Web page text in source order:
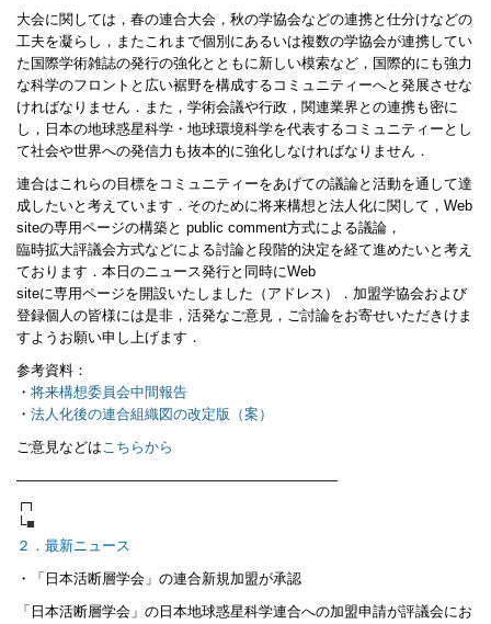
大会に関しては，春の連合大会，秋の学協会などの連携と仕分けなどの
工夫を凝らし，またこれまで個別にあるいは複数の学協会が連携してい
た国際学術雑誌の発行の強化とともに新しい模索など，国際的にも強力
な科学のフロントと広い裾野を構成するコミュニティーへと発展させな
ければなりません．また，学術会議や行政，関連業界との連携も密に
し，日本の地球惑星科学・地球環境科学を代表するコミュニティーとし
て社会や世界への発信力も抜本的に強化しなければなりません．
連合はこれらの目標をコミュニティーをあげての議論と活動を通して達
成したいと考えています．そのために将来構想と法人化に関して，Web
siteの専用ページの構築と public comment方式による議論，
臨時拡大評議会方式などによる討論と段階的決定を経て進めたいと考え
ております．本日のニュース発行と同時にWeb
siteに専用ページを開設いたしました（アドレス）．加盟学協会および
登録個人の皆様には是非，活発なご意見，ご討論をお寄せいただきけま
すようお願い申し上げます．
参考資料：
・ 将来構想委員会中間報告
・ 法人化後の連合組織図の改定版（案）
ご意見などはこちらから
——————————————————————–
┌┐
└■
２．最新ニュース
・「日本活断層学会」の連合新規加盟が承認
「日本活断層学会」の日本地球惑星科学連合への加盟申請が評議会にお